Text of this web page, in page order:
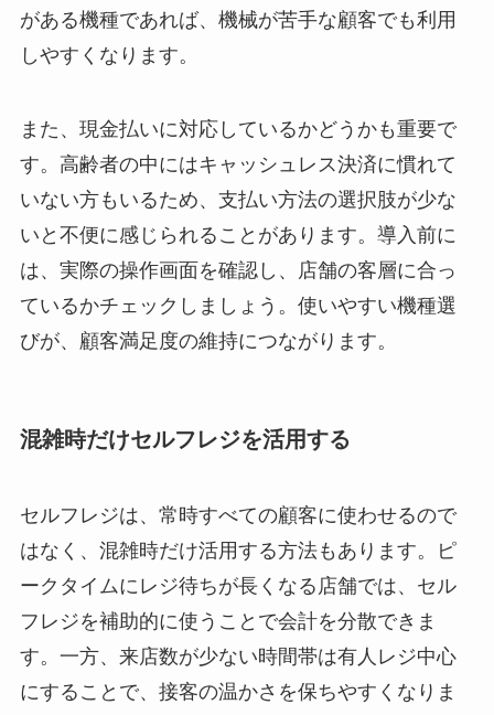
がある機種であれば、機械が苦手な顧客でも利用
しやすくなります。
また、現金払いに対応しているかどうかも重要で
す。高齢者の中にはキャッシュレス決済に慣れて
いない方もいるため、支払い方法の選択肢が少な
いと不便に感じられることがあります。導入前に
は、実際の操作画面を確認し、店舗の客層に合っ
ているかチェックしましょう。使いやすい機種選
びが、顧客満足度の維持につながります。
混雑時だけセルフレジを活用する
セルフレジは、常時すべての顧客に使わせるので
はなく、混雑時だけ活用する方法もあります。ピ
ークタイムにレジ待ちが長くなる店舗では、セル
フレジを補助的に使うことで会計を分散できま
す。一方、来店数が少ない時間帯は有人レジ中心
にすることで、接客の温かさを保ちやすくなりま